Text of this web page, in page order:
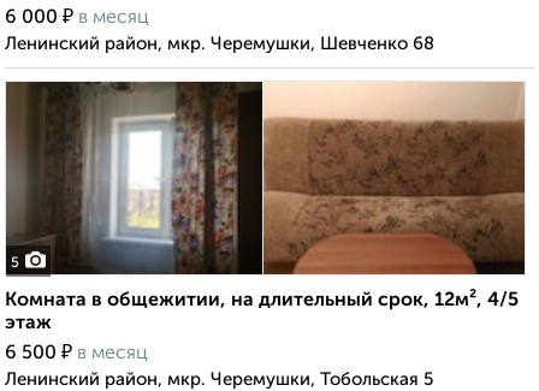
6 000 ₽ в месяц
Ленинский район, мкр. Черемушки, Шевченко 68
5
Комната в общежитии, на длительный срок, 12м², 4/5
этаж
6 500 ₽ в месяц
Ленинский район, мкр. Черемушки, Тобольская 5